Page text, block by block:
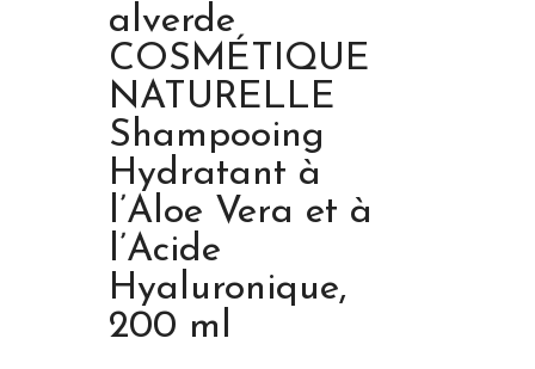
alverde
COSMÉTIQUE
NATURELLE
Shampooing
Hydratant à
l’Aloe Vera et à
l’Acide
Hyaluronique,
200 ml